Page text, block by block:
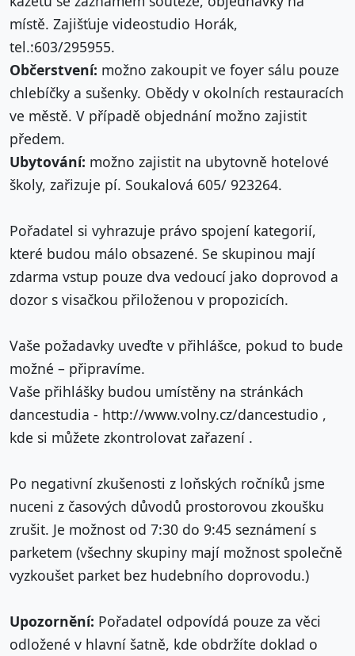
místě. Zajišťuje videostudio Horák,
tel.:603/295955.
Občerstvení: možno zakoupit ve foyer sálu pouze
chlebíčky a sušenky. Obědy v okolních restauracích
ve městě. V případě objednání možno zajistit
předem.
Ubytování: možno zajistit na ubytovně hotelové
školy, zařizuje pí. Soukalová 605/ 923264.
Pořadatel si vyhrazuje právo spojení kategorií,
které budou málo obsazené. Se skupinou mají
zdarma vstup pouze dva vedoucí jako doprovod a
dozor s visačkou přiloženou v propozicích.
Vaše požadavky uveďte v přihlášce, pokud to bude
možné – připravíme.
Vaše přihlášky budou umístěny na stránkách
dancestudia - http://www.volny.cz/dancestudio ,
kde si můžete zkontrolovat zařazení .
Po negativní zkušenosti z loňských ročníků jsme
nuceni z časových důvodů prostorovou zkoušku
zrušit. Je možnost od 7:30 do 9:45 seznámení s
parketem (všechny skupiny mají možnost společně
vyzkoušet parket bez hudebního doprovodu.)
Upozornění: Pořadatel odpovídá pouze za věci
odložené v hlavní šatně, kde obdržíte doklad o